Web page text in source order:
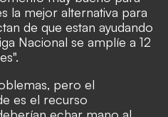
la mejor alternativa para
de que estan ayudando
Nacional se amplíe a 12
pero el
es el recurso